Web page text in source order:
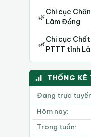
🌿
Chi cục
Lâm Đồng
🌿
Chi cục
PTTT tỉnh
THỐNG KÊ
Đang trực
Hôm nay:
Trong tuần: